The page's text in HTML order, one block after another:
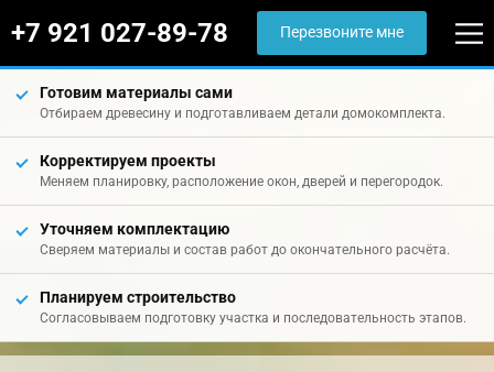
+7 921 027-89-78 Перезвоните мне
Готовим материалы сами
Отбираем древесину и подготавливаем детали домокомплекта.
Корректируем проекты
Меняем планировку, расположение окон, дверей и перегородок.
Уточняем комплектацию
Сверяем материалы и состав работ до окончательного расчёта.
Планируем строительство
Согласовываем подготовку участка и последовательность этапов.